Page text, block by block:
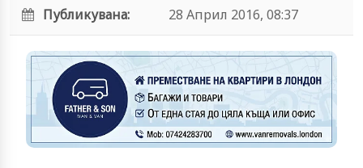
Публикувана:
28 Април 2016, 08:37